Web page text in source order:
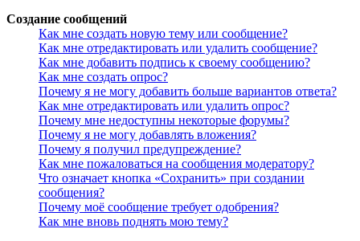
Создание сообщений
Как мне создать новую тему или сообщение?
Как мне отредактировать или удалить сообщение?
Как мне добавить подпись к своему сообщению?
Как мне создать опрос?
Почему я не могу добавить больше вариантов ответа?
Как мне отредактировать или удалить опрос?
Почему мне недоступны некоторые форумы?
Почему я не могу добавлять вложения?
Почему я получил предупреждение?
Как мне пожаловаться на сообщения модератору?
Что означает кнопка «Сохранить» при создании
сообщения?
Почему моё сообщение требует одобрения?
Как мне вновь поднять мою тему?